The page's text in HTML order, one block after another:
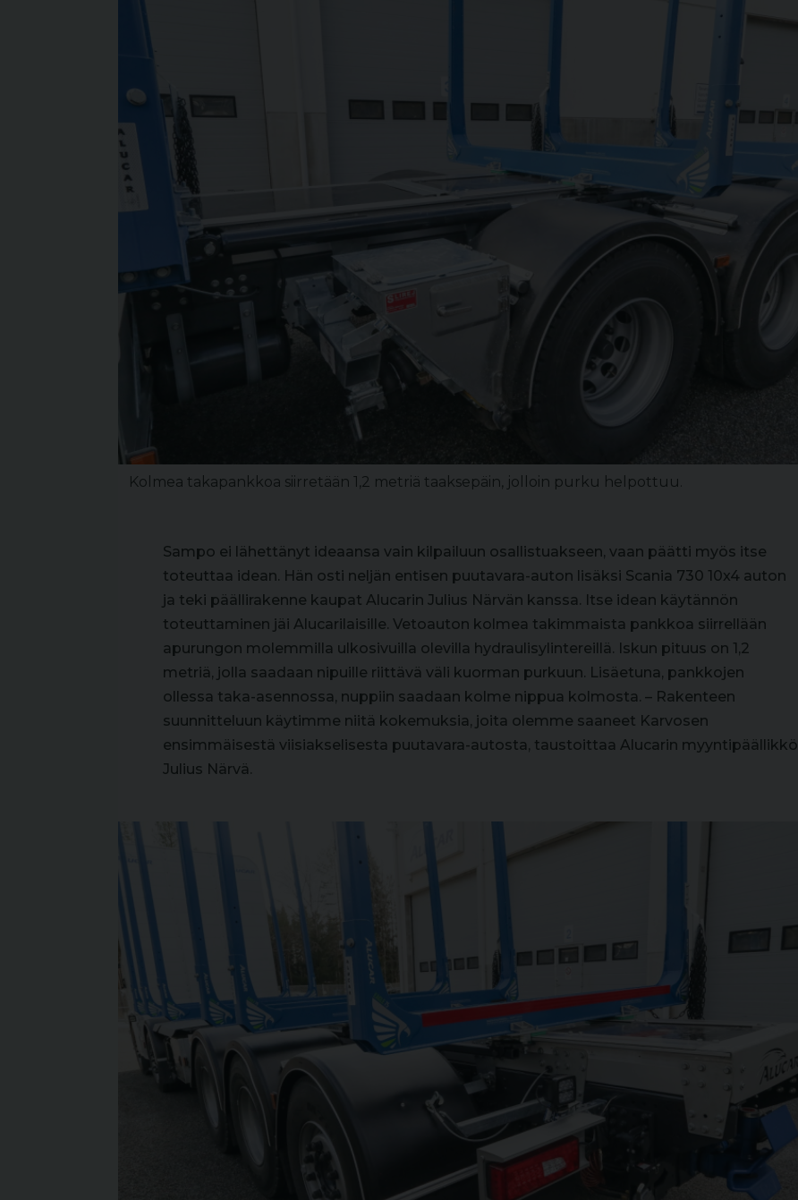
Kolmea takapankkoa siirretään 1,2 metriä taaksepäin, jolloin purku helpottuu.
Sampo ei lähettänyt ideaansa vain kilpailuun osallistuakseen, vaan päätti myös itse
toteuttaa idean. Hän osti neljän entisen puutavara-auton lisäksi Scania 730 10x4 auton
ja teki päällirakenne kaupat Alucarin Julius Närvän kanssa. Itse idean käytännön
toteuttaminen jäi Alucarilaisille. Vetoauton kolmea takimmaista pankkoa siirrellään
apurungon molemmilla ulkosivuilla olevilla hydraulisylintereillä. Iskun pituus on 1,2
metriä, jolla saadaan nipuille riittävä väli kuorman purkuun. Lisäetuna, pankkojen
ollessa taka-asennossa, nuppiin saadaan kolme nippua kolmosta. – Rakenteen
suunnitteluun käytimme niitä kokemuksia, joita olemme saaneet Karvosen
ensimmäisestä viisiakselisesta puutavara-autosta, taustoittaa Alucarin myyntipäällikkö
Julius Närvä.